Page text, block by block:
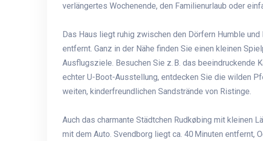
verlängertes Wochenende, den Familienurlaub oder
Das Haus liegt ruhig zwischen den Dörfern Humble
entfernt. Ganz in der Nähe finden Sie einen kleinen
Ausflugsziele. Besuchen Sie z. B. das beeindruckende
echter U-Boot-Ausstellung, entdecken Sie die wilden
weiten, kinderfreundlichen Sandstrände von Ristinge.
Auch das charmante Städtchen Rudkøbing mit kleinen
mit dem Auto. Svendborg liegt ca. 40 Minuten entfernt,